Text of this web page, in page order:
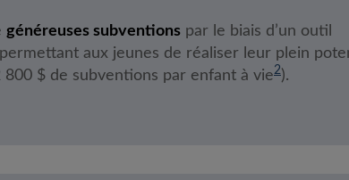
généreuses subventions par le biais d’un outil
permettant aux jeunes de réaliser leur plein
800 $ de subventions par enfant à vie2).